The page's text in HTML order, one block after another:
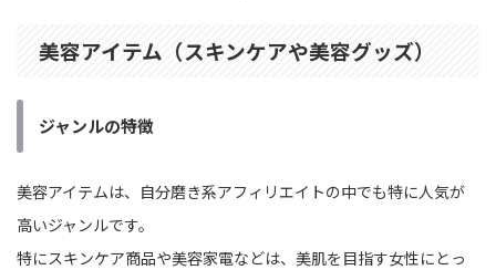
美容アイテム（スキンケアや美容グッズ）
ジャンルの特徴
美容アイテムは、自分磨き系アフィリエイトの中でも特に人気が
高いジャンルです。
特にスキンケア商品や美容家電などは、美肌を目指す女性にとっ